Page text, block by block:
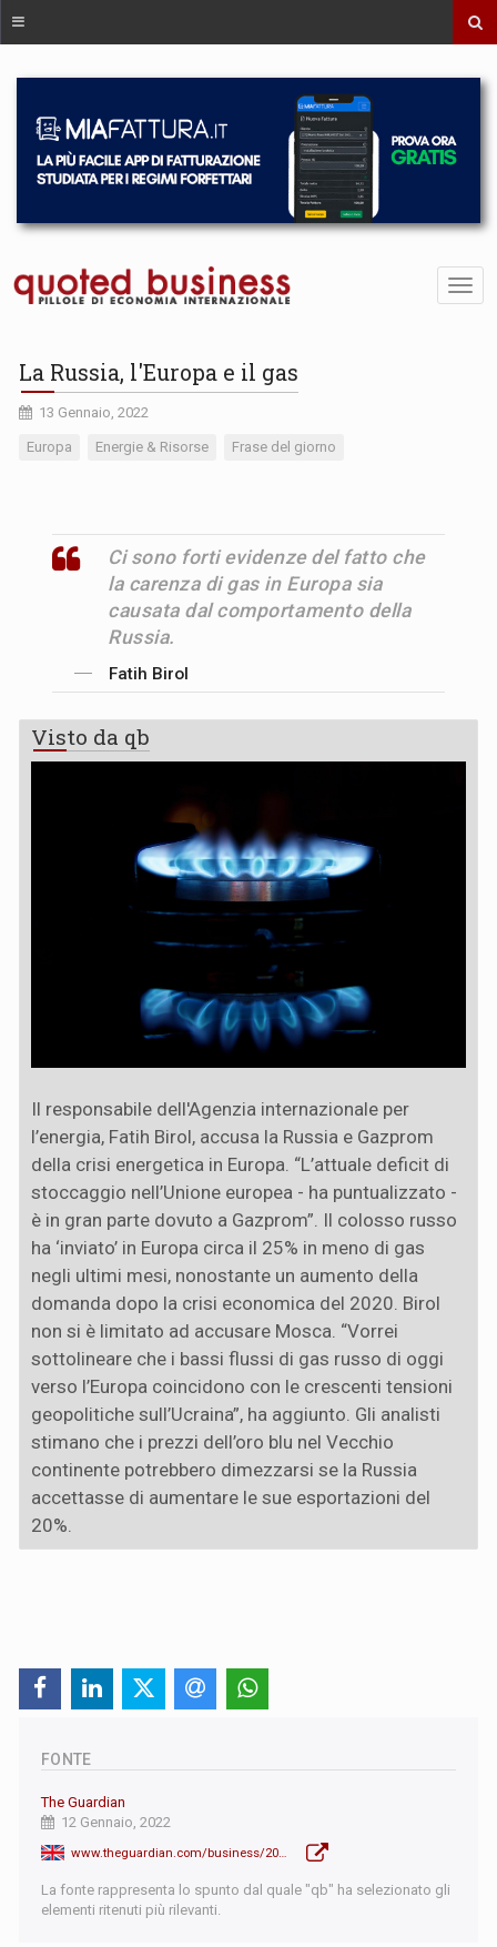
La Russia, l'Europa e il gas
13 Gennaio, 2022
Europa Energie & Risorse Frase del giorno
Ci sono forti evidenze del fatto che
la carenza di gas in Europa sia
causata dal comportamento della
Russia.
Fatih Birol
Visto da qb
Il responsabile dell'Agenzia internazionale per
l’energia, Fatih Birol, accusa la Russia e Gazprom
della crisi energetica in Europa. “L’attuale deficit di
stoccaggio nell’Unione europea - ha puntualizzato -
è in gran parte dovuto a Gazprom”. Il colosso russo
ha ‘inviato’ in Europa circa il 25% in meno di gas
negli ultimi mesi, nonostante un aumento della
domanda dopo la crisi economica del 2020. Birol
non si è limitato ad accusare Mosca. “Vorrei
sottolineare che i bassi flussi di gas russo di oggi
verso l’Europa coincidono con le crescenti tensioni
geopolitiche sull’Ucraina”, ha aggiunto. Gli analisti
stimano che i prezzi dell’oro blu nel Vecchio
continente potrebbero dimezzarsi se la Russia
accettasse di aumentare le sue esportazioni del
20%.
FONTE
The Guardian
12 Gennaio, 2022
www.theguardian.com/business/2022/jan/12/russia-europe-gas-crisis-international-energy-agency-boss
La fonte rappresenta lo spunto dal quale "qb" ha selezionato gli
elementi ritenuti più rilevanti.